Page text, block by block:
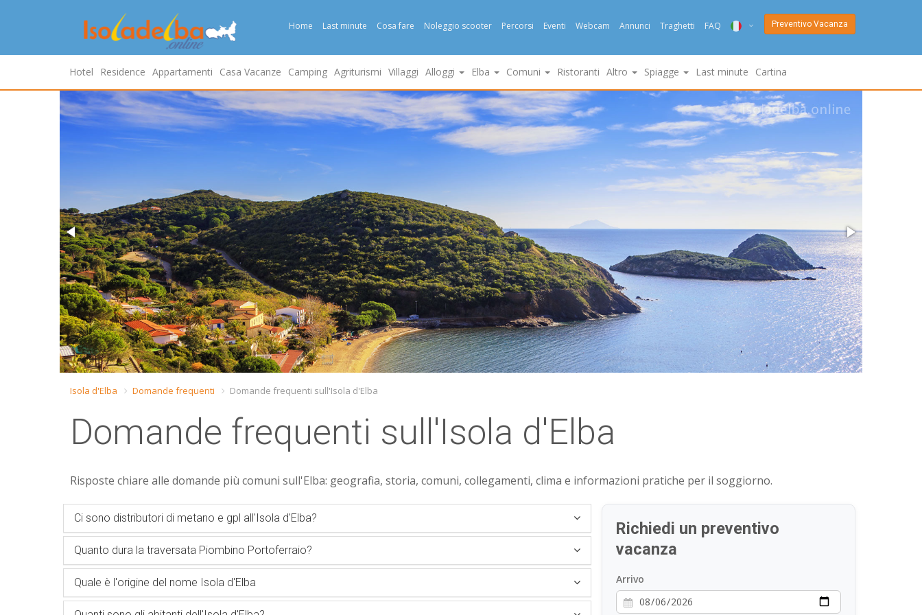
Home Last minute Cosa fare Noleggio scooter Percorsi Eventi Webcam Annunci Traghetti FAQ
ENG
DEU
NED
FRA
DAN
ESP
SLO
Preventivo Vacanza
Hotel Residence Appartamenti Casa Vacanze Camping Agriturismi Villaggi Alloggi Elba Comuni Ristoranti Altro Spiagge Last minute Cartina
Isola d'Elba Domande frequenti Domande frequenti sull'Isola d'Elba
Domande frequenti sull'Isola d'Elba
Risposte chiare alle domande più comuni sull'Elba: geografia, storia, comuni, collegamenti, clima e informazioni pratiche per il soggiorno.
Ci sono distributori di metano e gpl all'Isola d'Elba?
Quanto dura la traversata Piombino Portoferraio?
Quale è l'origine del nome Isola d'Elba
Richiedi un preventivo
vacanza
Arrivo